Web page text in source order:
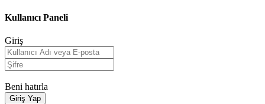
Kullanıcı Paneli
Giriş
Beni hatırla